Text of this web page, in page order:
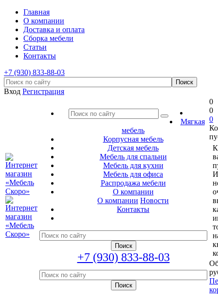
Главная
О компании
Доставка и оплата
Сборка мебели
Статьи
Контакты
+7 (930) 833-88-03
Вход Регистрация
Мягкая
мебель
Корпусная мебель
Детская мебель
Мебель для спальни
Мебель для кухни
Мебель для офиса
Распродажа мебели
О компании
О компании Новости
Контакты
+7 (930) 833-88-03
0
0
0